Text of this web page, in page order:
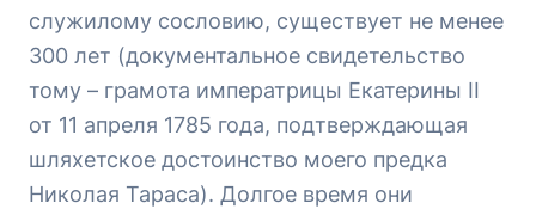
служилому сословию, существует не менее
300 лет (документальное свидетельство
тому – грамота императрицы Екатерины II
от 11 апреля 1785 года, подтверждающая
шляхетское достоинство моего предка
Николая Тараса). Долгое время они